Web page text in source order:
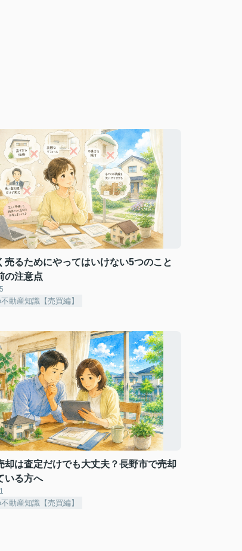
売るためにやってはいけない5つのこと
の注意点
動産知識【売買編】
却は査定だけでも大丈夫？長野市で売却
いる方へ
動産知識【売買編】